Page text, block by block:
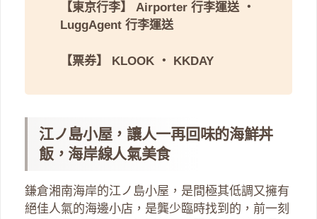
【東京行李】 Airporter 行李運送 ・
LuggAgent 行李運送
【票券】 KLOOK ・ KKDAY
江ノ島小屋，讓人一再回味的海鮮丼
飯，海岸線人氣美食
鎌倉湘南海岸的江ノ島小屋，是間極其低調又擁有
絕佳人氣的海邊小店，是龔少臨時找到的，前一刻